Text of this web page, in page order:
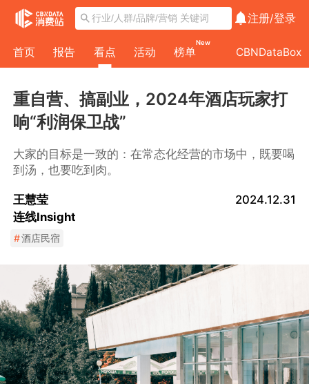
注册/登录
首页 报告 看点 活动 榜单
New
CBNDataBox
重自营、搞副业，2024年酒店玩家打
响“利润保卫战”
大家的目标是一致的：在常态化经营的市场中，既要喝
到汤，也要吃到肉。
王慧莹
连线Insight
2024.12.31
#酒店民宿